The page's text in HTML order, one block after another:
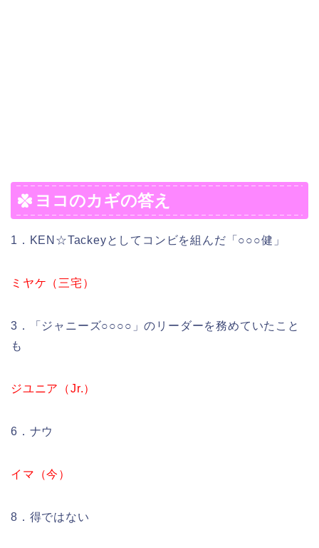
ヨコのカギの答え
1．KEN☆Tackeyとしてコンビを組んだ「○○○健」
ミヤケ（三宅）
3．「ジャニーズ○○○○」のリーダーを務めていたこと
も
ジユニア（Jr.）
6．ナウ
イマ（今）
8．得ではない